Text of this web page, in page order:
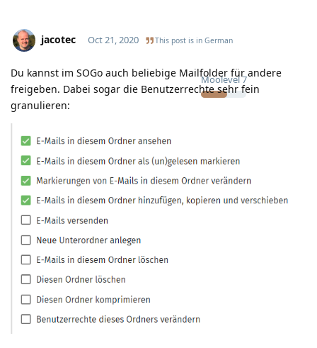
jacotec
Moolevel7
Oct 21, 2020 This post is in German
Du kannst im SOGo auch beliebige Mailfolder für andere
freigeben. Dabei sogar die Benutzerrechte sehr fein
granulieren: